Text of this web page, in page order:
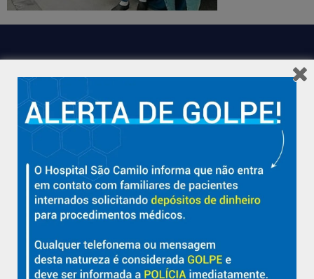
Hospital São Camilo – há mais de 50 anos cuidando da saúde
com qualidade, acolhimento e compromisso com a vida em
Aracruz e região.
Sobre